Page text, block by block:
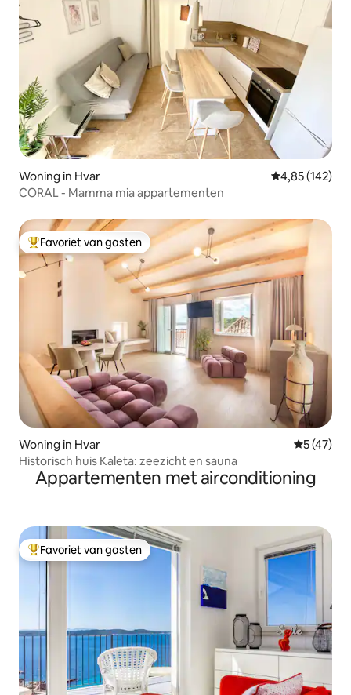
Woning in Hvar Gemiddelde
4,85 (142)
CORAL - Mamma mia appartementen
Topfavoriet van gasten
Favoriet van gasten
Woning in Hvar
5 (47)
Historisch huis Kaleta: zeezicht en sauna
Appartementen met airconditioning
Topfavoriet van gasten
Favoriet van gasten